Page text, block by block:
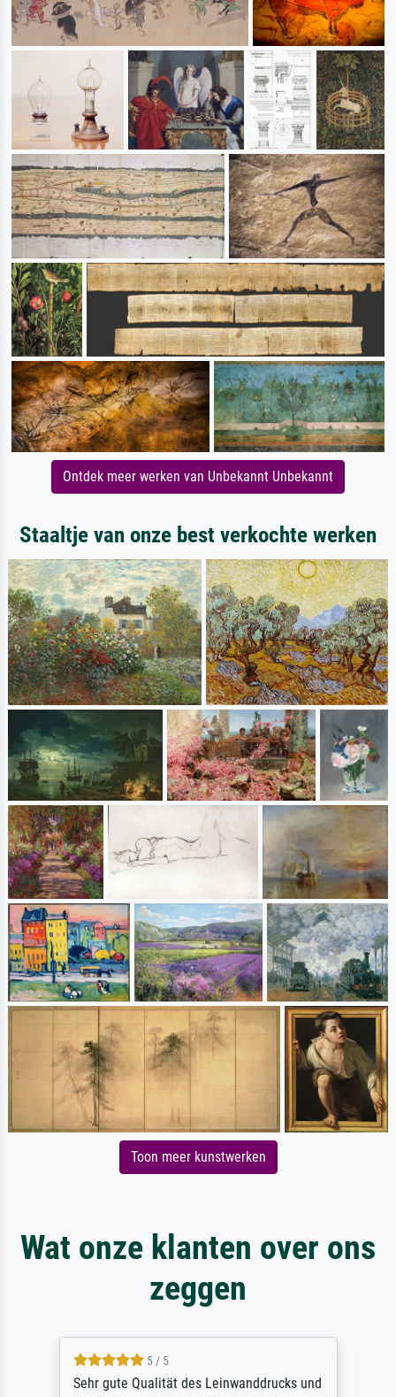
Ontdek meer werken van Unbekannt Unbekannt
Staaltje van onze best verkochte werken
Toon meer kunstwerken
Wat onze klanten over ons
zeggen
5 / 5
Sehr gute Qualität des Leinwanddrucks und